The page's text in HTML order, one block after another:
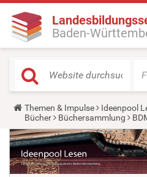
Baden-
Y
o
u
a
r
e
h
Themen & Impulse Ideenpool
Bücher
Büchersammlung